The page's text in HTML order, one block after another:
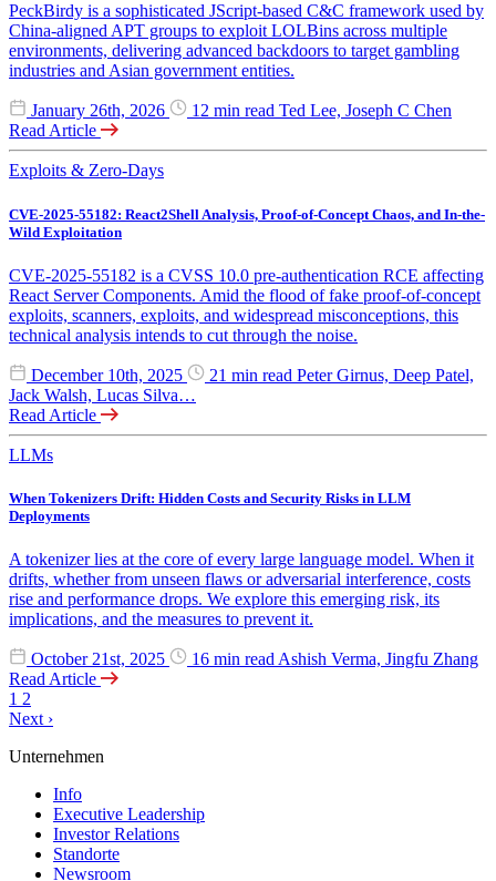
PeckBirdy is a sophisticated JScript-based C&C framework used by
China-aligned APT groups to exploit LOLBins across multiple
environments, delivering advanced backdoors to target gambling
industries and Asian government entities.
January 26th, 2026 12 min read Ted Lee, Joseph C Chen
Read Article
Exploits & Zero-Days
CVE-2025-55182: React2Shell Analysis, Proof-of-Concept Chaos, and In-the-
Wild Exploitation
CVE-2025-55182 is a CVSS 10.0 pre-authentication RCE affecting
React Server Components. Amid the flood of fake proof-of-concept
exploits, scanners, exploits, and widespread misconceptions, this
technical analysis intends to cut through the noise.
December 10th, 2025 21 min read Peter Girnus, Deep Patel,
Jack Walsh, Lucas Silva…
Read Article
LLMs
When Tokenizers Drift: Hidden Costs and Security Risks in LLM
Deployments
A tokenizer lies at the core of every large language model. When it
drifts, whether from unseen flaws or adversarial interference, costs
rise and performance drops. We explore this emerging risk, its
implications, and the measures to prevent it.
October 21st, 2025 16 min read Ashish Verma, Jingfu Zhang
Read Article
1 2
Next ›
Unternehmen
Info
Executive Leadership
Investor Relations
Standorte
Newsroom